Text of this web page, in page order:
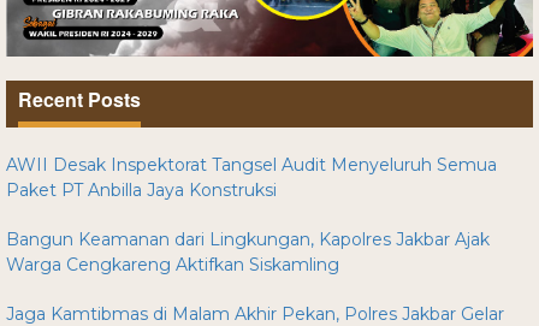
Recent Posts
AWII Desak Inspektorat Tangsel Audit Menyeluruh Semua
Paket PT Anbilla Jaya Konstruksi
Bangun Keamanan dari Lingkungan, Kapolres Jakbar Ajak
Warga Cengkareng Aktifkan Siskamling
Jaga Kamtibmas di Malam Akhir Pekan, Polres Jakbar Gelar